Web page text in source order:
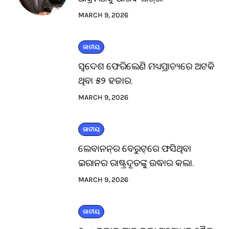
MARCH 9, 2026
ଜାତୀୟ
ସ୍ବଦେଶ ଫେରିଲେଣି ମଧ୍ୟପ୍ରାଚ୍ୟରେ ଅଟକି
ଥିବା ୫୨ ହଜାର.
MARCH 9, 2026
ଜାତୀୟ
ଲେବାନନ୍‌ର ବେରୁଟ୍‌ରେ ଫସିଥିବା
ଇରାନର ରାଷ୍ଟ୍ରଦୂତଙ୍କୁ ଉଦ୍ଧାର କଲା.
MARCH 9, 2026
ଜାତୀୟ